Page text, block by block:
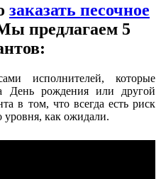
заказать песочное
предлагаем 5
исполнителей, которые
День рождения или другой
в том, что всегда есть риск
уровня, как ожидали.